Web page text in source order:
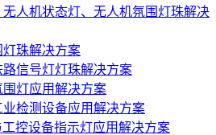
人机状态灯、无人机氛围灯珠解决
珠解决方案
信号灯灯珠解决方案
灯应用解决方案
检测设备应用解决方案
控设备指示灯应用解决方案